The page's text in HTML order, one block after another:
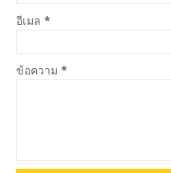
อีเมล *
ข้อความ *